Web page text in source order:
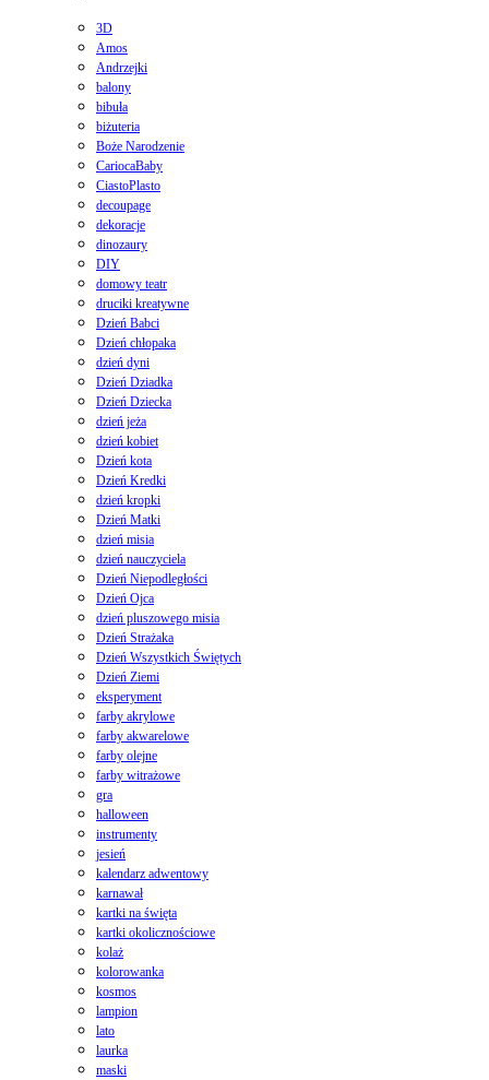
3D
Amos
Andrzejki
balony
bibuła
biżuteria
Boże Narodzenie
CariocaBaby
CiastoPlasto
decoupage
dekoracje
dinozaury
DIY
domowy teatr
druciki kreatywne
Dzień Babci
Dzień chłopaka
dzień dyni
Dzień Dziadka
Dzień Dziecka
dzień jeża
dzień kobiet
Dzień kota
Dzień Kredki
dzień kropki
Dzień Matki
dzień misia
dzień nauczyciela
Dzień Niepodległości
Dzień Ojca
dzień pluszowego misia
Dzień Strażaka
Dzień Wszystkich Świętych
Dzień Ziemi
eksperyment
farby akrylowe
farby akwarelowe
farby olejne
farby witrażowe
gra
halloween
instrumenty
jesień
kalendarz adwentowy
karnawał
kartki na święta
kartki okolicznościowe
kolaż
kolorowanka
kosmos
lampion
lato
laurka
maski